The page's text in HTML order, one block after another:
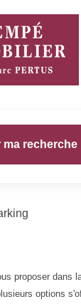
ma recherche
proposer dans
options